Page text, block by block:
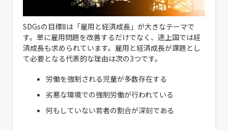
SDGsの目標8は「雇用と経済成長」が大きなテーマで
す。単に雇用問題を改善するだけでなく、途上国では経
済成長も求められています。雇用と経済成長が課題とし
て必要となる代表的な理由は次の3つです。
労働を強制される児童が多数存在する
劣悪な環境での強制労働が行われている
何もしていない若者の割合が深刻である